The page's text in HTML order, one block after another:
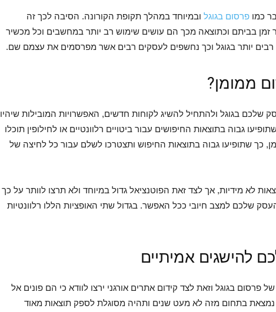
כמו פרסום בגוגל ובמיוחד במהלך תקופת הקורונה. הסיבה לכך זה
זמן בביתם וכתוצאה מכך הם עושים שימוש רב יותר במחשבים וכל מכשיר
יותר בגוגל וכך נחשפים לעסקים רבים אשר מפרסמים את עצמם שם.
ממומן?
בגוגל ולהתחיל להשיג לקוחות חדשים, האפשרויות המובילות שיהיו
גבוה בתוצאות החיפושים עבור ביטויים רלוונטיים או לחילופין תוכלו
כך שתופיעו גבוה בתוצאות החיפוש ותצטרכו לשלם עבור כל לחיצה של
לא מידיות, אך לצד זאת הפוטנציאל גדול במיוחד ולא תרצו לוותר על כך
שלכם למצב חיובי ככל האפשר. בגדול שתי האופציות הללו רלוונטיות
להישגים אמיתיים
בגוגל וזאת לצד קידום אתרים אורגני ירצו לוודא כי הם פונים אל
נמצאת בתחום מזה לא מעט שנים ותהיה מסוגלת לספק תוצאות מאוד